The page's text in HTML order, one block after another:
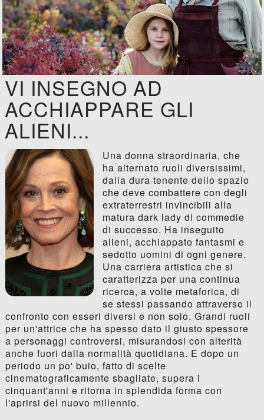
VI INSEGNO AD
ACCHIAPPARE GLI
ALIENI...
Una donna straordinaria, che
ha alternato ruoli diversissimi,
dalla dura tenente dello spazio
che deve combattere con degli
extraterrestri invincibili alla
matura dark lady di commedie
di successo. Ha inseguito
alieni, acchiappato fantasmi e
sedotto uomini di ogni genere.
Una carriera artistica che si
caratterizza per una continua
ricerca, a volte metaforica, di
se stessi passando attraverso il
confronto con esseri diversi e non solo. Grandi ruoli
per un'attrice che ha spesso dato il giusto spessore
a personaggi controversi, misurandosi con alterità
anche fuori dalla normalità quotidiana. E dopo un
periodo un po' buio, fatto di scelte
cinematograficamente sbagliate, supera i
cinquant'anni e ritorna in splendida forma con
l'aprirsi del nuovo millennio.